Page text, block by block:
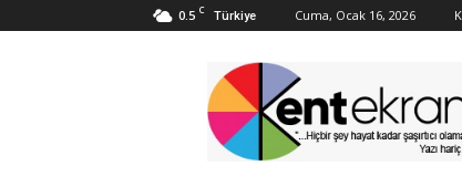
0.5 C Türkiye Cuma, Ocak 16, 2026
Ekranı